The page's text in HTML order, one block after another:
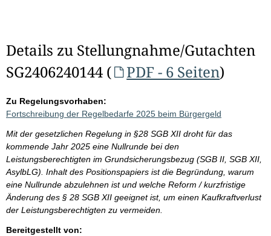
Details zu Stellungnahme/Gutachten
SG2406240144 (
PDF - 6 Seiten)
Zu Regelungsvorhaben:
Fortschreibung der Regelbedarfe 2025 beim Bürgergeld
Mit der gesetzlichen Regelung in §28 SGB XII droht für das
kommende Jahr 2025 eine Nullrunde bei den
Leistungsberechtigten im Grundsicherungsbezug (SGB II, SGB XII,
AsylbLG). Inhalt des Positionspapiers ist die Begründung, warum
eine Nullrunde abzulehnen ist und welche Reform / kurzfristige
Änderung des § 28 SGB XII geeignet ist, um einen Kaufkraftverlust
der Leistungsberechtigten zu vermeiden.
Bereitgestellt von: